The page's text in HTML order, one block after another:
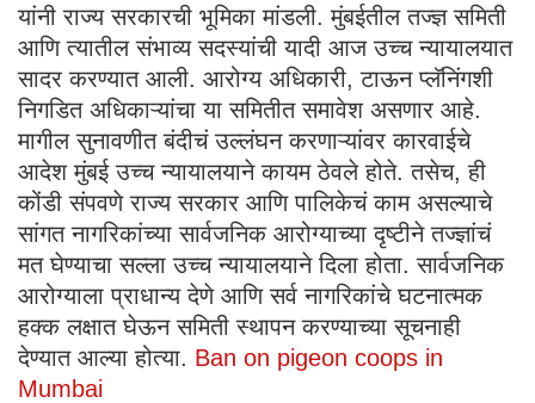
यांनी राज्य सरकारची भूमिका मांडली. मुंबईतील तज्ज्ञ समिती
आणि त्यातील संभाव्य सदस्यांची यादी आज उच्च न्यायालयात
सादर करण्यात आली. आरोग्य अधिकारी, टाऊन प्लॅनिंगशी
निगडित अधिकाऱ्यांचा या समितीत समावेश असणार आहे.
मागील सुनावणीत बंदीचं उल्लंघन करणाऱ्यांवर कारवाईचे
आदेश मुंबई उच्च न्यायालयाने कायम ठेवले होते. तसेच, ही
कोंडी संपवणे राज्य सरकार आणि पालिकेचं काम असल्याचे
सांगत नागरिकांच्या सार्वजनिक आरोग्याच्या दृष्टीने तज्ज्ञांचं
मत घेण्याचा सल्ला उच्च न्यायालयाने दिला होता. सार्वजनिक
आरोग्याला प्राधान्य देणे आणि सर्व नागरिकांचे घटनात्मक
हक्क लक्षात घेऊन समिती स्थापन करण्याच्या सूचनाही
देण्यात आल्या होत्या. Ban on pigeon coops in
Mumbai